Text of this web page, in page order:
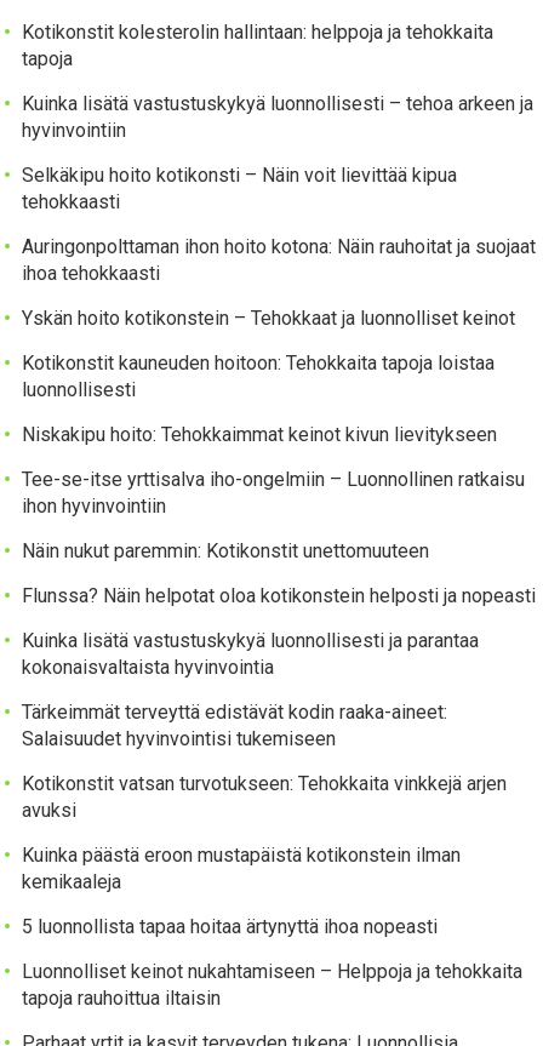
Kotikonstit kolesterolin hallintaan: helppoja ja tehokkaita
tapoja
Kuinka lisätä vastustuskykyä luonnollisesti – tehoa arkeen ja
hyvinvointiin
Selkäkipu hoito kotikonsti – Näin voit lievittää kipua
tehokkaasti
Auringonpolttaman ihon hoito kotona: Näin rauhoitat ja suojaat
ihoa tehokkaasti
Yskän hoito kotikonstein – Tehokkaat ja luonnolliset keinot
Kotikonstit kauneuden hoitoon: Tehokkaita tapoja loistaa
luonnollisesti
Niskakipu hoito: Tehokkaimmat keinot kivun lievitykseen
Tee-se-itse yrttisalva iho-ongelmiin – Luonnollinen ratkaisu
ihon hyvinvointiin
Näin nukut paremmin: Kotikonstit unettomuuteen
Flunssa? Näin helpotat oloa kotikonstein helposti ja nopeasti
Kuinka lisätä vastustuskykyä luonnollisesti ja parantaa
kokonaisvaltaista hyvinvointia
Tärkeimmät terveyttä edistävät kodin raaka-aineet:
Salaisuudet hyvinvointisi tukemiseen
Kotikonstit vatsan turvotukseen: Tehokkaita vinkkejä arjen
avuksi
Kuinka päästä eroon mustapäistä kotikonstein ilman
kemikaaleja
5 luonnollista tapaa hoitaa ärtynyttä ihoa nopeasti
Luonnolliset keinot nukahtamiseen – Helppoja ja tehokkaita
tapoja rauhoittua iltaisin